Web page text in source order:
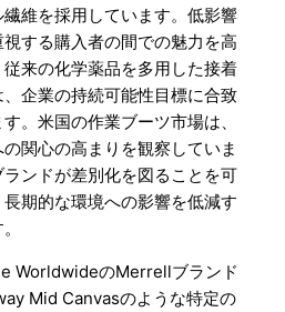
維を採用しています。低影響
する購入者の間での魅力を高
来の化学薬品を多用した接着
企業の持続可能性目標に合致
。米国の作業ブーツ市場は、
関心の高まりを観察していま
ンドが差別化を図ることを可
期的な環境への影響を低減す
WorldwideのMerrellブランド
Mid Canvasのような特定の